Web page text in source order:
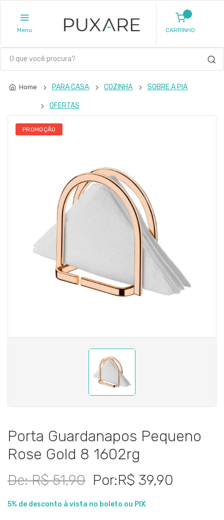
Menu CARRINHO
Home PARA CASA COZINHA SOBRE A PIA
OFERTAS
PROMOÇÃO
Porta Guardanapos Pequeno
Rose Gold 8 1602rg
De: R$ 51,90 Por:R$ 39,90
5% de desconto à vista no boleto ou PIX